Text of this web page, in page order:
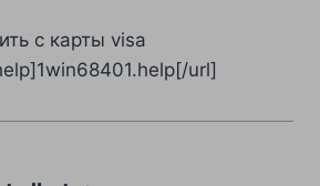
с карты visa
url]